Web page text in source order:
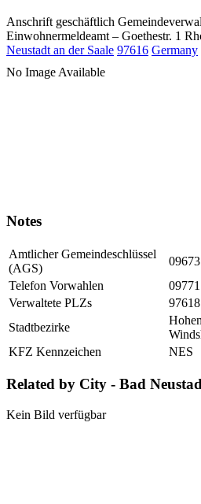
Anschrift geschäftlich
Einwohnermeldeamt – Goethestr. 1
Neustadt an der Saale 97616 Germany
No Image Available
Notes
Amtlicher Gemeindeschlüssel
(AGS)
Telefon Vorwahlen
09771
Verwaltete PLZs
97618
Stadtbezirke
KFZ Kennzeichen
NES
Related by City - Bad
Kein Bild verfügbar